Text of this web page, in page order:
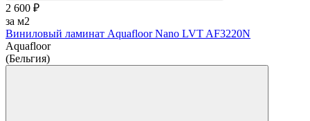
2 600 ₽
за м2
Виниловый ламинат Aquafloor Nano LVT AF3220N
Aquafloor
(Бельгия)